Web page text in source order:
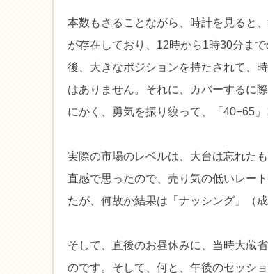
本数もさることながら、時計を見ると
が存在しており、12時から1時30分ま
後、大きなポジションを持たされて、
はありません。それに、カバーするに
にかく、勇気を振り絞って、「40−65
実際の市場のレベルは、大台は忘れた
直感で思ったので、売り気の低いレー
たが、何故か結果は「ナッシング」（成
そして、直後のお昼休みに、当時大蔵
のです。そして、何と、午後のセッシ